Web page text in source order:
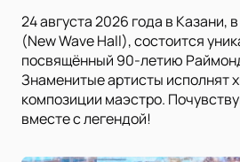
24 августа 2026 года в Казани,
(New Wave Hall), состоится
посвящённый 90-летию
Знаменитые артисты исполнят
композиции маэстро.
вместе с легендой!